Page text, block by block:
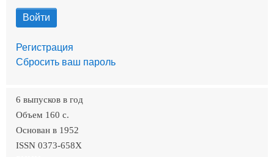
Регистрация
Сбросить ваш пароль
6 выпусков в год
Объем 160 c.
Основан в 1952
ISSN 0373-658X